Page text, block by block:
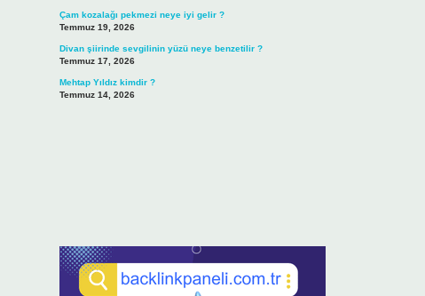
Çam kozalağı pekmezi neye iyi gelir ?
Temmuz 19, 2026
Divan şiirinde sevgilinin yüzü neye benzetilir ?
Temmuz 17, 2026
Mehtap Yıldız kimdir ?
Temmuz 14, 2026